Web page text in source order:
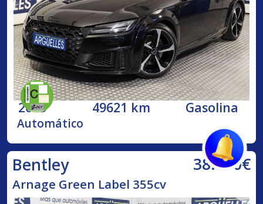
2023 49621 km Gasolina
Automático
Bentley 38.500€
Arnage Green Label 355cv